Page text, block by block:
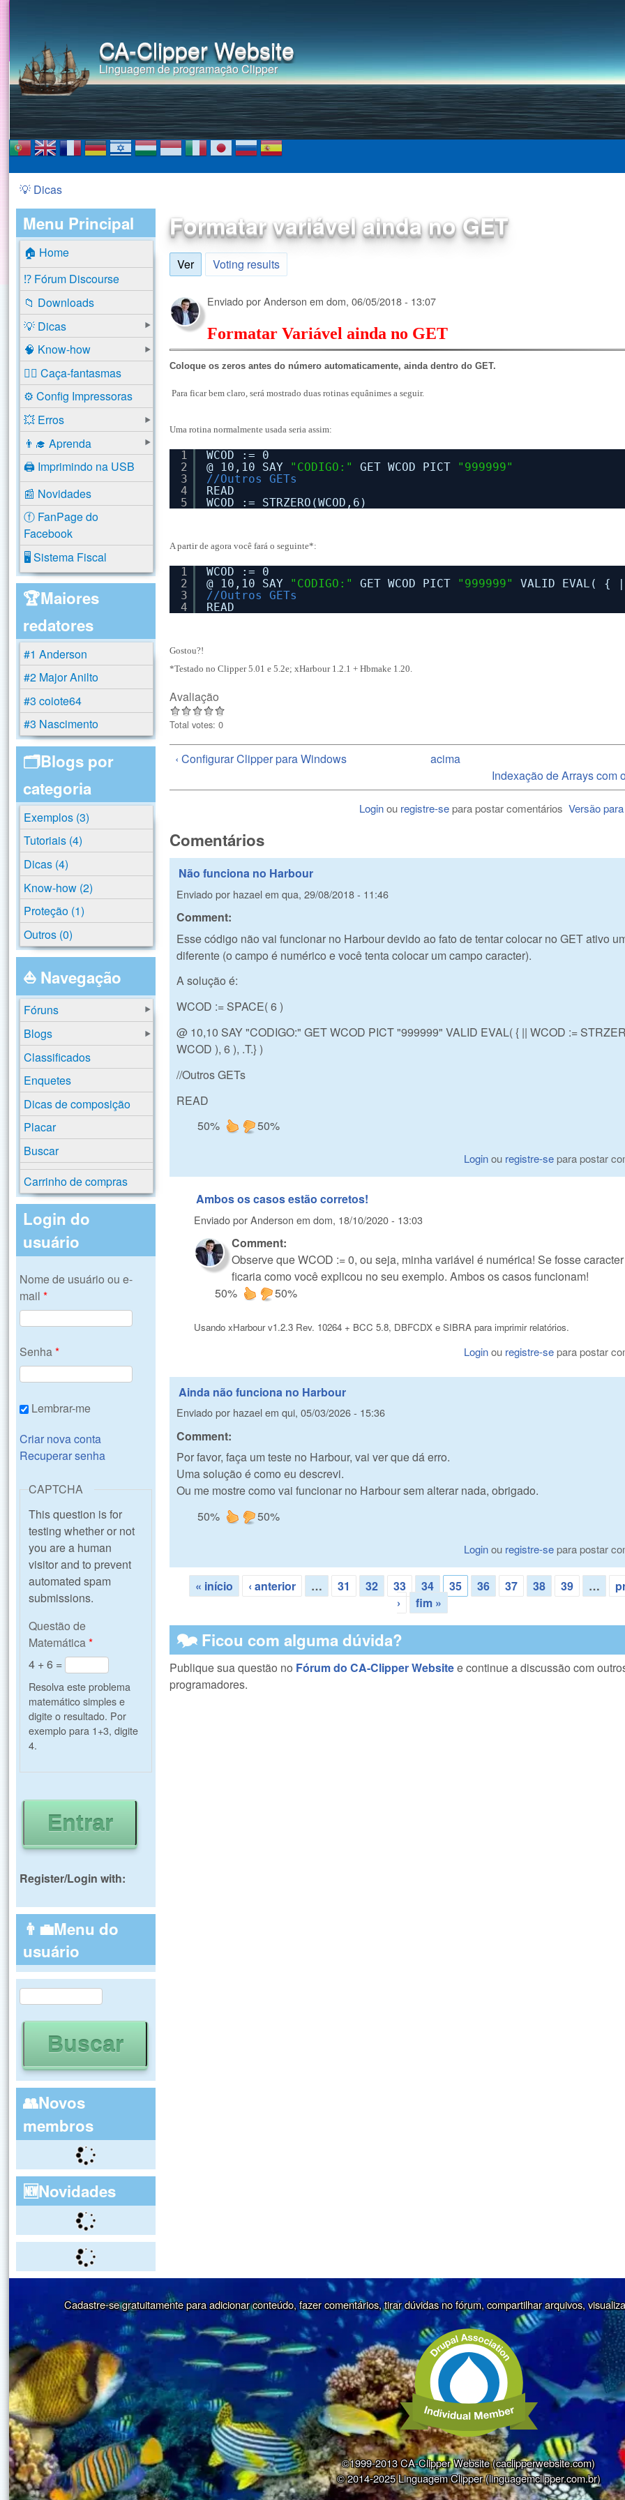
CA-Clipper Website
Linguagem de programação Clipper
Você está aqui
💡 Dicas
Formatar variável ainda no GET
Ver(aba ativa)
Voting results
Enviado porAnderson emdom, 06/05/2018 - 13:07
Formatar Variável ainda no GET
Coloque os zeros antes do número automaticamente, ainda dentro do GET.
Para ficar bem claro, será mostrado duas rotinas equânimes a seguir.
Uma rotina normalmente usada seria assim:
1
2
3
4
5
WCOD := 0
@ 10,10 SAY "CODIGO:" GET WCOD PICT "999999"
//Outros GETs
READ
WCOD := STRZERO(WCOD,6)
A partir de agora você fará o seguinte*:
1
2
3
4
WCOD := 0
@ 10,10 SAY "CODIGO:" GET WCOD PICT "999999"
VALID EVAL( {
//Outros GETs
READ
Gostou?!
*Testado no Clipper 5.01 e 5.2e; xHarbour 1.2.1 + Hbmake 1.20.
Avaliação
Total votes: 0
‹ Configurar Clipper para Windows
acima
Indexação de Arrays com
Versão
Loginou registre-separa postar comentários
Comentários
Não funciona no Harbour
Enviado por hazaelemqua, 29/08/2018 - 11:46
Comment:
Esse código não vai funcionar no Harbour devido ao fato de tentar colocar no GET ativo
diferente (o campo é numérico e você tenta colocar um campo caracter).
A solução é:
WCOD := SPACE( 6 )
@ 10,10 SAY "CODIGO:" GET WCOD PICT "999999" VALID EVAL( { || WCOD :=
WCOD ), 6 ), .T.} )
//Outros GETs
READ
50%
50%
Loginou registre-separa postar
Ambos os casos estão corretos!
Enviado porAnderson emdom, 18/10/2020 - 13:03
Comment:
Observe que WCOD := 0, ou seja, minha variável é numérica! Se fosse
ficaria como você explicou no seu exemplo. Ambos os casos funcionam!
50%
50%
Usando xHarbour v1.2.3 Rev. 10264 + BCC 5.8, DBFCDX e SIBRA para imprimir relatórios.
Loginou registre-separa postar
Ainda não funciona no Harbour
Enviado por hazaelemqui, 05/03/2026 - 15:36
Comment:
Por favor, faça um teste no Harbour, vai ver que dá erro.
Uma solução é como eu descrevi.
Ou me mostre como vai funcionar no Harbour sem alterar nada, obrigado.
50%
50%
Loginou registre-separa postar
Páginas
« início ‹ anterior … 31 32 33 34 35 36 37 38 39 …
›
fim »
🗫 Ficou com alguma dúvida?
Publique sua questão no Fórum do CA-Clipper Websitee continue a discussão com
programadores.
Menu Principal
🏠 Home
⁉️ Fórum Discourse
📁 Downloads
💡 Dicas
🧠 Know-how
🕵️‍♂️ Caça-fantasmas
⚙️ Config Impressoras
💥 Erros
👨‍🎓 Aprenda
🖨️ Imprimindo na USB
📰 Novidades
ⓕ FanPage do
Facebook
🖥️ Sistema Fiscal
🏆Maiores
redatores
#1 Anderson
#2 Major Anilto
#3 coiote64
#3 Nascimento
🗂️Blogs por
categoria
Exemplos (3)
Tutoriais (4)
Dicas (4)
Know-how (2)
Proteção (1)
Outros (0)
⛵ Navegação
Fóruns
Blogs
Classificados
Enquetes
Dicas de composição
Placar
Buscar
Carrinho de compras
Login do
usuário
Nome de usuário ou e-
mail*
Senha*
Lembrar-me
Criar nova conta
Recuperar senha
CAPTCHA
This question is for
testing whether or not
you are a human
visitor and to prevent
automated spam
submissions.
Questão de
Matemática*
4 + 6 =
Resolva este problema
matemático simples e
digite o resultado. Por
exemplo para 1+3, digite
4.
Register/Login with:
👨‍💼Menu do
usuário
Formulário de busca
Buscar
👥Novos
membros
🆕Novidades
Cadastre-se gratuitamente para adicionar conteúdo, fazer comentários, tirar dúvidas no fórum, compartilhar arquivos,
©1999-2013 CA-Clipper Website (caclipperwebsite.com)
© 2014-2025 Linguagem Clipper (linguagemclipper.com.br)